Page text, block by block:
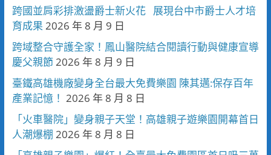
跨國並肩彩排激盪爵士新火花 展現台中市爵士人才培
育成果 2026 年 8 月 9 日
跨域整合守護全家！鳳山醫院結合閱讀行動與健康宣導
慶父親節2026 年 8 月 9 日
臺鐵高雄機廠變身全台最大免費樂園 陳其邁:保存百年
產業記憶！ 2026 年 8 月 8 日
「火車醫院」變身親子天堂！高雄親子遊樂園開幕首日
人潮爆棚 2026 年 8 月 8 日